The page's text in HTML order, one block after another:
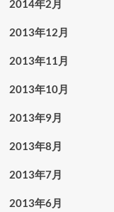
2014年2月
2013年12月
2013年11月
2013年10月
2013年9月
2013年8月
2013年7月
2013年6月